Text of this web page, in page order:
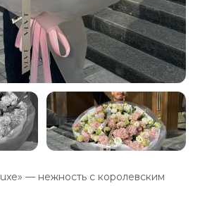
— нежность с королевским